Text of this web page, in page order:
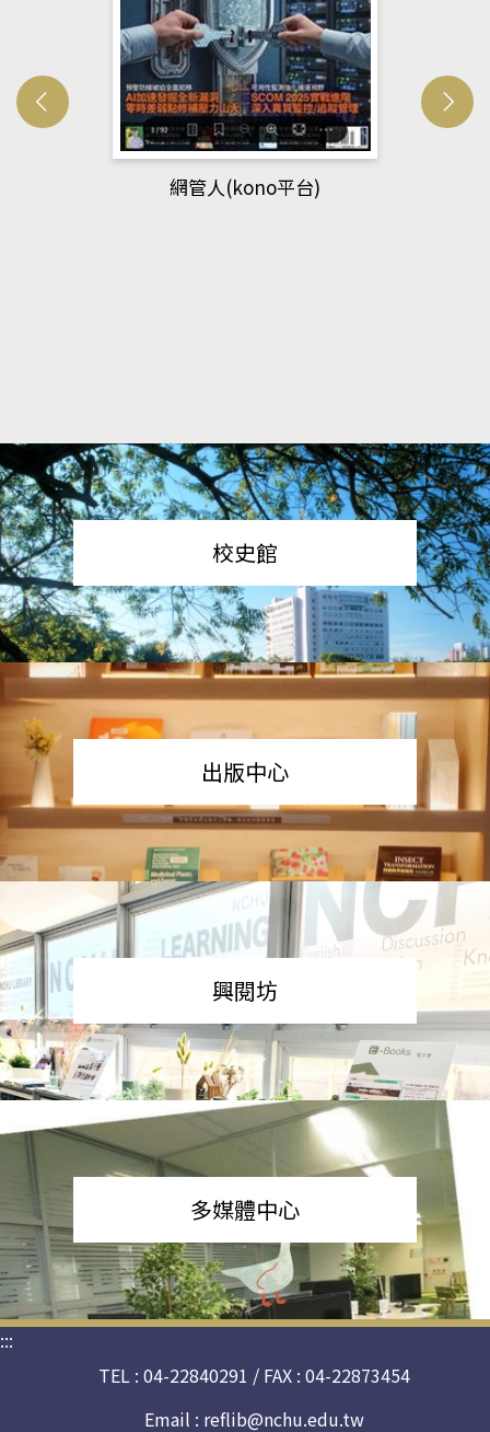
網管人(kono平台)
校史館
出版中心
興閱坊
多媒體中心
:::
TEL : 04-22840291 / FAX : 04-22873454